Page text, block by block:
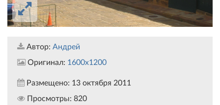
Автор: Андрей
Оригинал: 1600x1200
Размещено: 13 октября 2011
Просмотры: 820